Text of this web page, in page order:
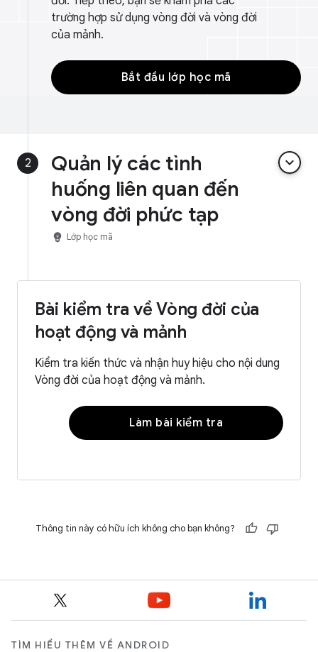
trường hợp sử dụng vòng đời và vòng đời
của mảnh.
Bắt đầu lớp học mã
2
Quản lý các tình
huống liên quan đến
vòng đời phức tạp
keyboard_arrow_down
emoji_objects Lớp học mã
Bài kiểm tra về Vòng đời của
hoạt động và mảnh
Kiểm tra kiến thức và nhận huy hiệu cho nội dung
Vòng đời của hoạt động và mảnh.
Làm bài kiểm tra
Thông tin này có hữu ích không cho bạn không?
TÌM HIỂU THÊM VỀ ANDROID